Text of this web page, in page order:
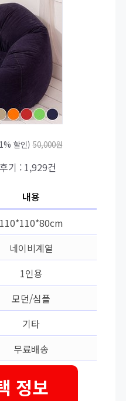
할인) 50,000원
기 : 1,929건
내용
110*110*80cm
네이비계열
1인용
모던/심플
기타
무료배송
정보